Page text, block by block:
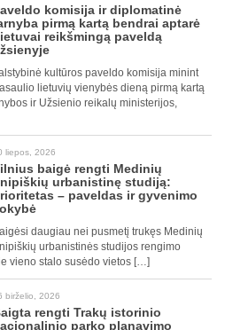
komisija ir diplomatinė
pirmą kartą bendrai aptarė
reikšmingą paveldą
kultūros paveldo komisija minint
lietuvių vienybės dieną pirmą kartą
ir Užsienio reikalų ministerijos,
liepos, 2026
baigė rengti Medinių
urbanistinę studiją:
– paveldas ir gyvenimo
daugiau nei pusmetį trukęs Medinių
urbanistinės studijos rengimo
vieno stalo susėdo vietos […]
birželio, 2026
rengti Trakų istorinio
parko planavimo